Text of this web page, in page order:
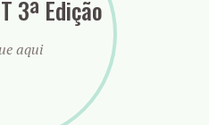
3ª Edição
aqui